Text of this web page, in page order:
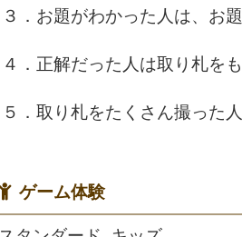
３．お題がわかった人は、お
４．正解だった人は取り札を
５．取り札をたくさん撮った
ゲーム体験